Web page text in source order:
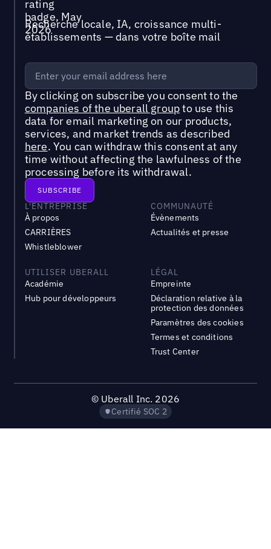
Recherche locale, IA, croissance multi-
établissements — dans votre boîte mail
By clicking on subscribe you consent to the
companies of the uberall groupto use this
data for email marketing on our products,
services, and market trends as described
here. You can withdraw this consent at any
time without affecting the lawfulness of the
processing before its withdrawal.
L'ENTREPRISE
À propos
CARRIÈRES
Whistleblower
COMMUNAUTÉ
Évènements
Actualités et presse
UTILISER UBERALL
Académie
Hub pour développeurs
LÉGAL
Empreinte
Déclaration relative à la
protection des données
Paramètres des cookies
Termes et conditions
Trust Center
© Uberall Inc. 2026
Certifié SOC 2